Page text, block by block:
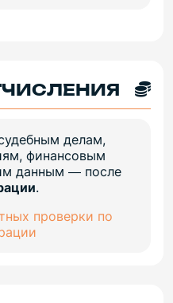
делам,
финансовым
данным — после
.
проверки по